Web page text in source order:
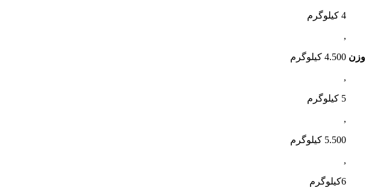
وزن
4 کیلوگرم
,
4.500 کیلوگرم
,
5 کیلوگرم
,
5.500 کیلوگرم
,
6کیلوگرم